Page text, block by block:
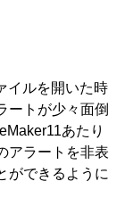
イルを開いた時
ートが少々面倒
あたり
アラートを非表
ができるように